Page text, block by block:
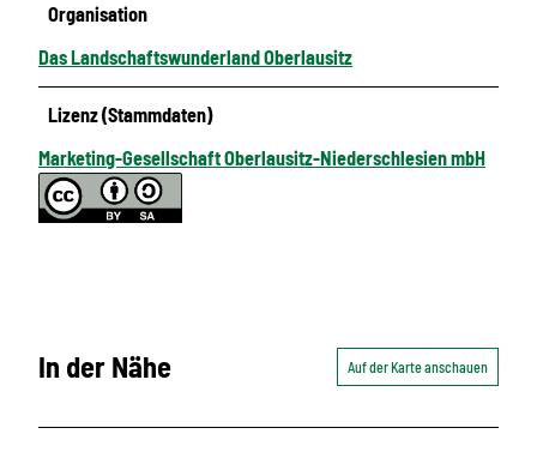
Organisation
Das Landschaftswunderland Oberlausitz
Lizenz (Stammdaten)
Marketing-Gesellschaft Oberlausitz-Niederschlesien mbH
In der Nähe Auf der Karte anschauen